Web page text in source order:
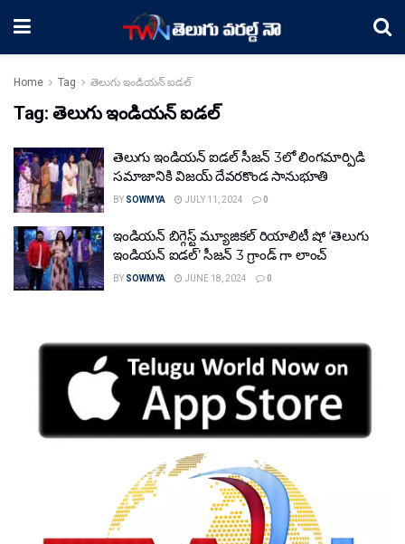
Home Tag తెలుగు ఇండియన్ ఐడల్
Tag: తెలుగు ఇండియన్ ఐడల్
తెలుగు ఇండియన్ ఐడల్ సీజన్ 3లో లింగమార్పిడి
సమాజానికి విజయ్ దేవరకొండ సానుభూతి
BY SOWMYA JULY 11, 2024 0
ఇండియన్ బిగ్గెస్ట్ మ్యూజికల్ రియాలిటీ షో ‘తెలుగు
ఇండియన్ ఐడల్’ సీజన్ 3 గ్రాండ్ గా లాంచ్
BY SOWMYA JUNE 18, 2024 0